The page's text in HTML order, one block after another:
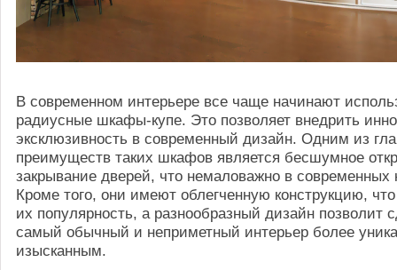
В современном интерьере все чаще начинают
радиусные шкафы-купе. Это позволяет внедрить
эксклюзивность в современный дизайн. Одним из
преимуществ таких шкафов является бесшумное
закрывание дверей, что немаловажно в современных
Кроме того, они имеют облегченную конструкцию,
их популярность, а разнообразный дизайн позволит
самый обычный и неприметный интерьер более
изысканным.